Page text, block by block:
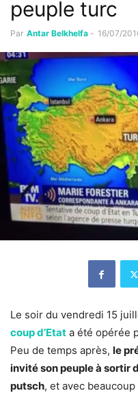
peuple turc
Par Antar Belkhelfa - 16/07/
Le soir du vendredi 15
coup d’Etat a été opérée
Peu de temps après, le
invité son peuple à sortir
putsch, et avec